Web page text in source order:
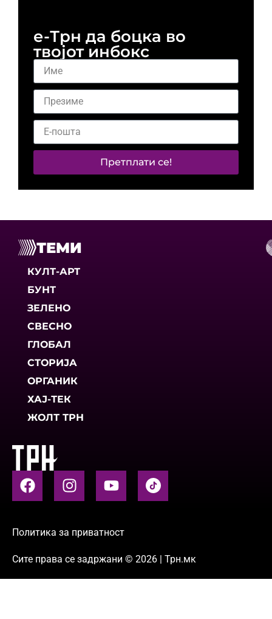
е-Трн да боцка во
твојот инбокс
Претплати се!
ТЕМИ
КУЛТ-АРТ
БУНТ
ЗЕЛЕНО
СВЕСНО
ГЛОБАЛ
СТОРИЈА
ОРГАНИК
ХАЈ-ТЕК
ЖОЛТ ТРН
Политика за приватност
Сите права се задржани © 2026 | Трн.мк